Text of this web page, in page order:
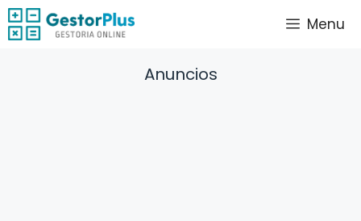
Saltar
al
Menu
Anuncios